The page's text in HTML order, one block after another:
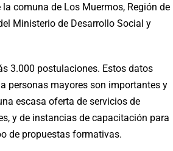
comuna de Los Muermos, Región de
Ministerio de Desarrollo Social y
3.000 postulaciones. Estos datos
personas mayores son importantes y
escasa oferta de servicios de
y de instancias de capacitación para
de propuestas formativas.